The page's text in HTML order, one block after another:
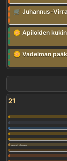
🛒 Juhannus-
🌼 Apiloiden
🌼 Vadelman
21